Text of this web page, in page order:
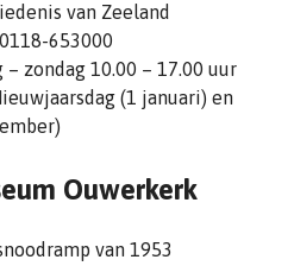
van Zeeland
653000
zondag 10.00 – 17.00 uur
(1 januari) en
Ouwerkerk
van 1953